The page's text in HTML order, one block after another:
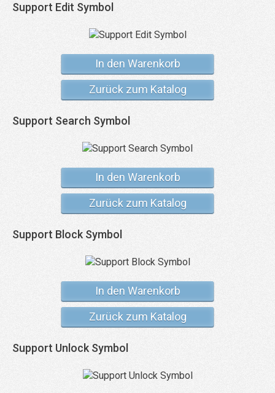
Support Edit Symbol
In den Warenkorb
Zurück zum Katalog
Support Search Symbol
In den Warenkorb
Zurück zum Katalog
Support Block Symbol
In den Warenkorb
Zurück zum Katalog
Support Unlock Symbol